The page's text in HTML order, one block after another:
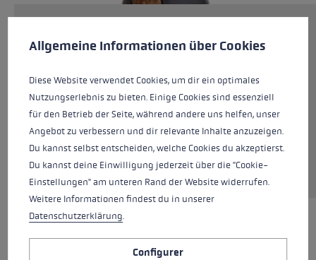
Couleurs black-corkoptic
Demander une pièce de rechange
TOUTES LES CARACTÉRISTIQUES
Préférences en matière de cookies
This website uses cookies to give you the best possible experience.
Allgemeine Informationen über Cookies
Diese Website verwendet Cookies, um dir ein optimales
Nutzungserlebnis zu bieten. Einige Cookies sind essenziell
für den Betrieb der Seite, während andere uns helfen, unser
Angebot zu verbessern und dir relevante Inhalte anzuzeigen.
Du kannst selbst entscheiden, welche Cookies du akzeptierst.
Du kannst deine Einwilligung jederzeit über die "Cookie-
Einstellungen" am unteren Rand der Website widerrufen.
Weitere Informationen findest du in unserer
Datenschutzerklärung.
Configurer